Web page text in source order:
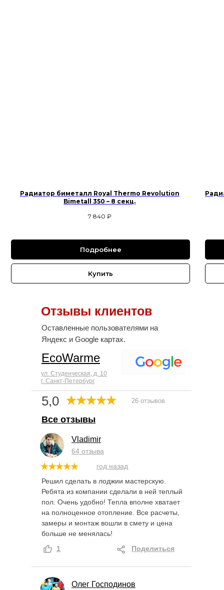
Радиатор биметалл Royal Thermo Revolution
Bimetall 350 – 8 секц.
7 840 ₽
Подробнее
Купить
Отзывы клиентов
Оставленные пользователями на
Яндекс и Google картах.
5,0
ул. Студенческая, д. 10
г. Санкт-Петербург
EcoWarme
26 отзывов
Все отзывы
Vladimir
64 отзыва
год назад
Решил сделать в лоджии мастерскую.
Ребята из компании сделали в ней теплый
пол. Очень удобно! Тепла вполне хватает
на полноценное отопление. Все расчеты,
замеры и монтаж вошли в смету и цена
больше не менялась!
1
Поделиться
Олег Господинов